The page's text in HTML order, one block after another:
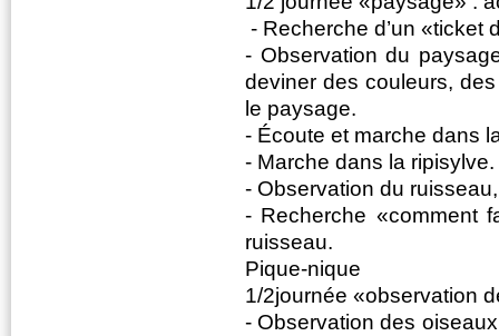
- Recherche d’un «ticket
- Observation du
deviner des couleurs,
le paysage.
- Écoute et marche dans
- Marche dans la ripisylve.
- Observation du
- Recherche «comment
ruisseau.
Pique-nique
1/2journée «observation
- Observation des